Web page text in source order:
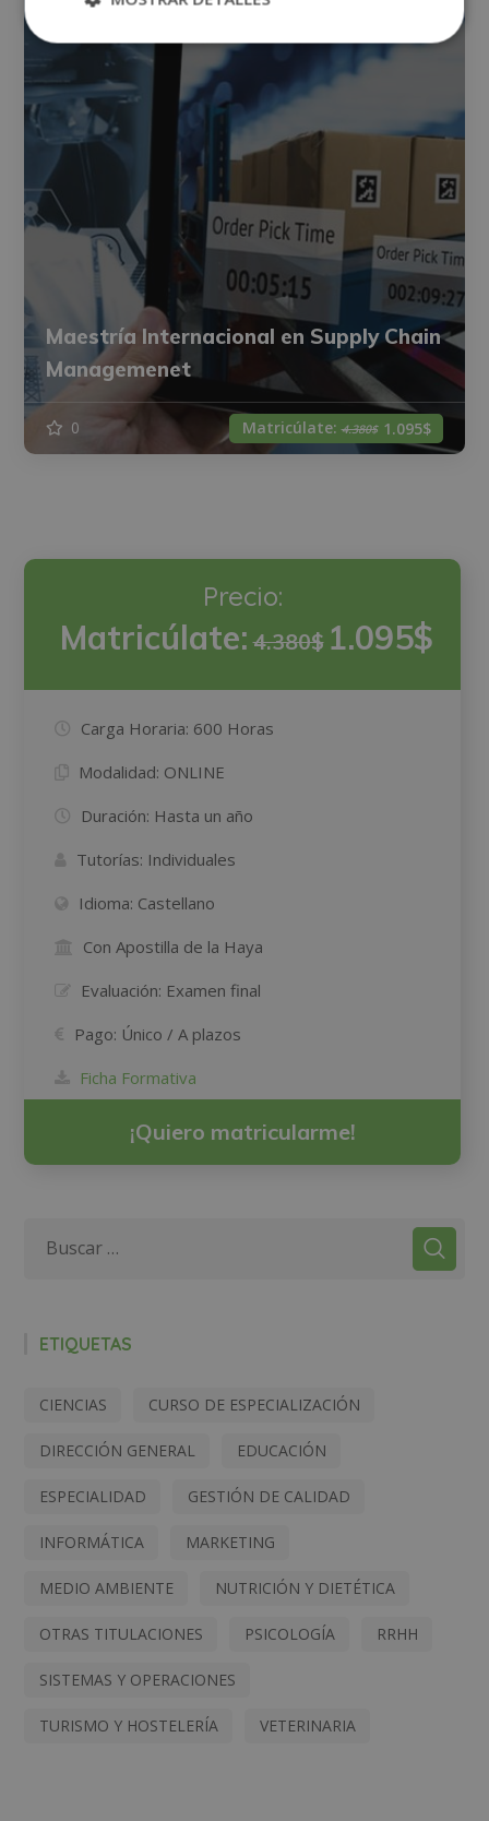
Maestría Internacional en Supply Chain
Managemenet
0 Matricúlate:4.380$ 1.095$
Precio:
Matricúlate:4.380$ 1.095$
Carga Horaria: 600 Horas
Modalidad: ONLINE
Duración: Hasta un año
Tutorías: Individuales
Idioma: Castellano
Con Apostilla de la Haya
Evaluación: Examen final
Pago: Único / A plazos
Ficha Formativa
¡Quiero matricularme!
ETIQUETAS
CIENCIAS CURSO DE ESPECIALIZACIÓN
DIRECCIÓN GENERAL EDUCACIÓN
ESPECIALIDAD GESTIÓN DE CALIDAD
INFORMÁTICA MARKETING
MEDIO AMBIENTE NUTRICIÓN Y DIETÉTICA
OTRAS TITULACIONES PSICOLOGÍA RRHH
SISTEMAS Y OPERACIONES
TURISMO Y HOSTELERÍA VETERINARIA